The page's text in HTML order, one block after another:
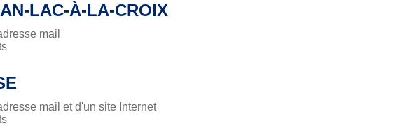
LAC-À-LA-CROIX
mail
mail et d'un site Internet